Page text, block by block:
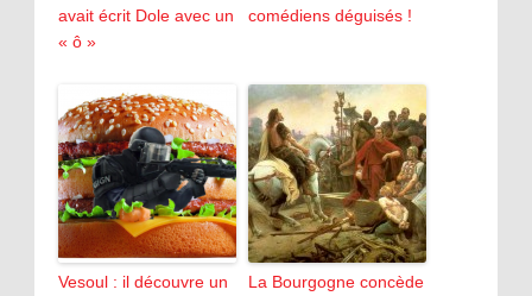
avait écrit Dole avec un
« ô »
comédiens déguisés !
Vesoul : il découvre un
La Bourgogne concède